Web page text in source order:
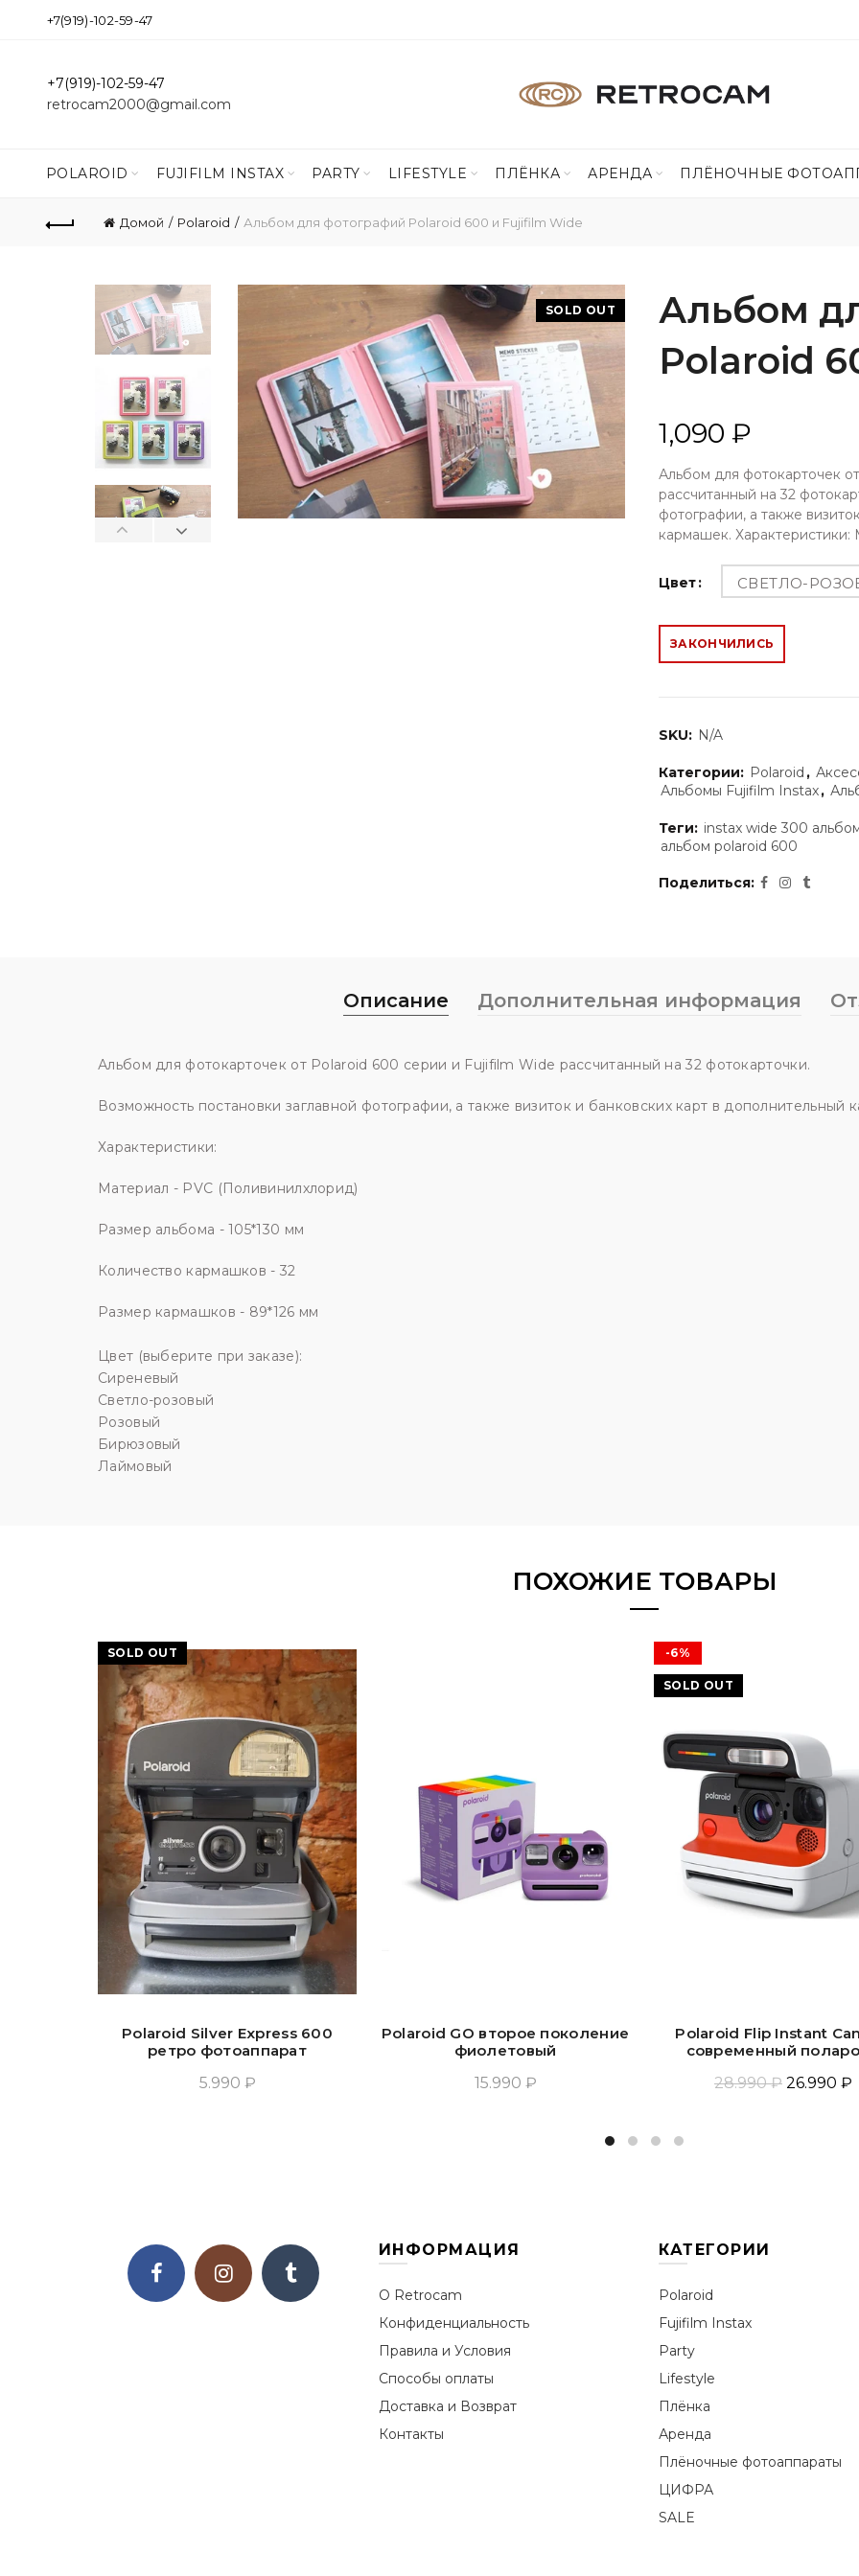
+7(919)-102-59-47
+7(919)-102-59-47
retrocam2000@gmail.com
POLAROID FUJIFILM INSTAX PARTY LIFESTYLE ПЛЁНКА АРЕНДА ПЛЁНОЧНЫЕ
Домой Polaroid Альбом для фотографий Polaroid 600 и Fujifilm Wide
SOLD OUT
Альбом
Polaroid
1,090 ₽
Альбом для фотокарточек
рассчитанный на 32
фотографии, а также
кармашек. Характеристики:
Цвет СВЕТЛО-
ЗАКОНЧИЛИСЬ
SKU: N/A
Категории: Polaroid ,
Альбомы Fujifilm Instax,
Теги: instax wide 300
альбом polaroid 600
Поделиться
Описание Дополнительная информация
Альбом для фотокарточек от Polaroid 600 серии и Fujifilm Wide рассчитанный на 32 фотокарточки.
Возможность постановки заглавной фотографии, а также визиток и банковских карт в дополнительный
Характеристики:
Материал - PVC (Поливинилхлорид)
Размер альбома - 105*130 мм
Количество кармашков - 32
Размер кармашков - 89*126 мм
Цвет (выберите при заказе):
Сиреневый
Светло-розовый
Розовый
Бирюзовый
Лаймовый
ПОХОЖИЕ ТОВАРЫ
SOLD OUT
Polaroid Silver Express 600
ретро фотоаппарат
5.990 ₽
Polaroid GO второе поколение
фиолетовый
15.990 ₽
-6%
SOLD OUT
Polaroid Flip Instant
современный
28.990 ₽ 26.990 ₽
ИНФОРМАЦИЯ
О Retrocam
Конфиденциальность
Правила и Условия
Способы оплаты
Доставка и Возврат
Контакты
КАТЕГОРИИ
Polaroid
Fujifilm Instax
Party
Lifestyle
Плёнка
Аренда
Плёночные фотоаппараты
ЦИФРА
SALE